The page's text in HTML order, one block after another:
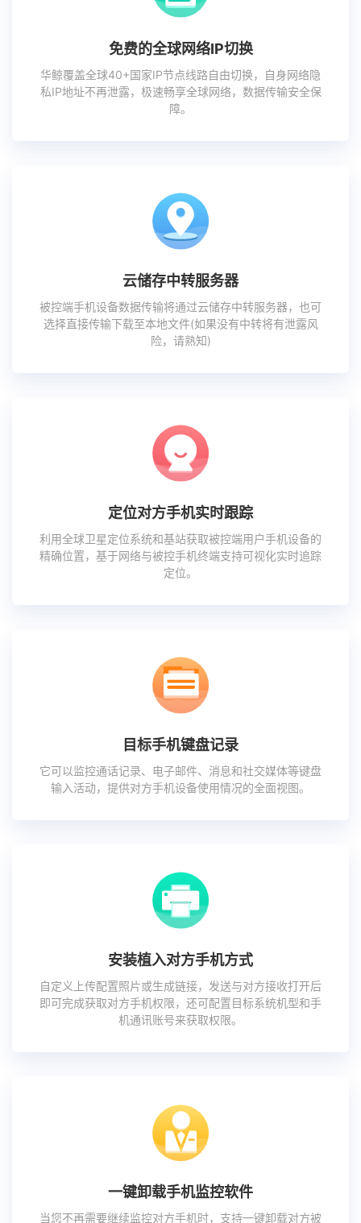
免费的全球网络IP切换
华鲸覆盖全球40+国家IP节点线路自由切换，自身网络隐
私IP地址不再泄露，极速畅享全球网络，数据传输安全保
障。
云储存中转服务器
被控端手机设备数据传输将通过云储存中转服务器，也可
选择直接传输下载至本地文件(如果没有中转将有泄露风
险，请熟知)
定位对方手机实时跟踪
利用全球卫星定位系统和基站获取被控端用户手机设备的
精确位置，基于网络与被控手机终端支持可视化实时追踪
定位。
目标手机键盘记录
它可以监控通话记录、电子邮件、消息和社交媒体等键盘
输入活动，提供对方手机设备使用情况的全面视图。
安装植入对方手机方式
自定义上传配置照片或生成链接，发送与对方接收打开后
即可完成获取对方手机权限，还可配置目标系统机型和手
机通讯账号来获取权限。
一键卸载手机监控软件
当您不再需要继续监控对方手机时，支持一键卸载对方被